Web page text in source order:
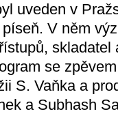
uveden v
V něm
skladatel
se
S. Vaňka a
a Subhash